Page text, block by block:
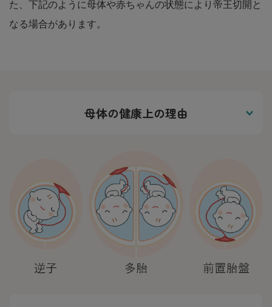
た、下記のように母体や赤ちゃんの状態により帝王切開と
なる場合があります。
母体の健康上の理由